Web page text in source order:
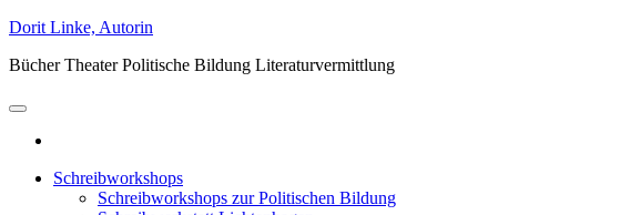
Zum
springen
Dorit Linke, Autorin
Bücher Theater Politische Bildung Literaturvermittlung
Schreibworkshops
Schreibworkshops zur Politischen Bildung